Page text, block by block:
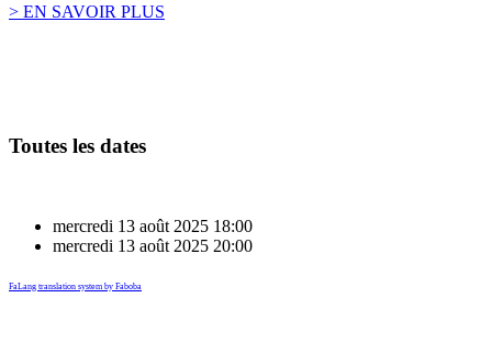
> EN SAVOIR PLUS
Toutes les dates
mercredi 13 août 2025 18:00
mercredi 13 août 2025 20:00
FaLang translation system by Faboba